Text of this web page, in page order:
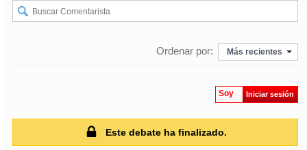
Ordenar por: Más recientes
Soy Iniciar sesión
Este debate ha finalizado.